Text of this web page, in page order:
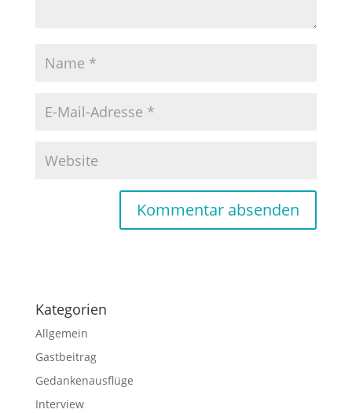
Kategorien
Allgemein
Gastbeitrag
Gedankenausflüge
Interview